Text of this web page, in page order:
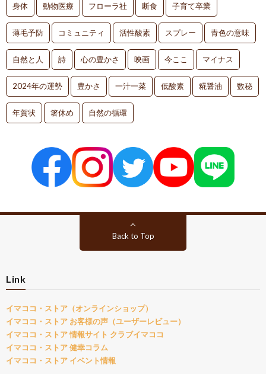
身体 動物医療 フローラ社 断食 子育て卒業
薄毛予防 コミュニティ 活性酸素 スプレー 青色の意味
自然と人 詩 心の豊かさ 映画 今ここ マイナス
2024年の運勢 豊かさ 一汁一菜 低酸素 糀醤油 数秘
年賀状 箸休め 自然の循環
Back to Top
Link
イマココ・ストア（オンラインショップ）
イマココ・ストア お客様の声（ユーザーレビュー）
イマココ・ストア 情報サイト クラブイマココ
イマココ・ストア 健幸コラム
イマココ・ストア イベント情報